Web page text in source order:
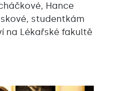
Hance
studentkám
na Lékařské fakultě